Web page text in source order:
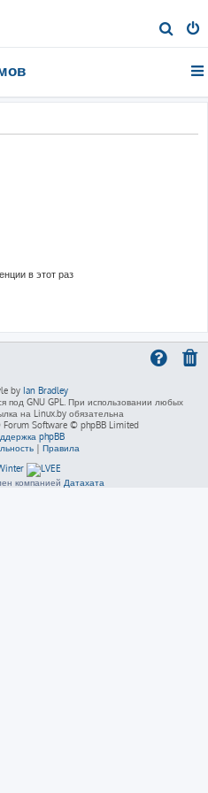
о
в этот раз
by Ian Bradley
под GNU GPL. При использовании любых
на Linux.by обязательна
Software © phpBB Limited
phpBB
| Правила
компанией Датахата